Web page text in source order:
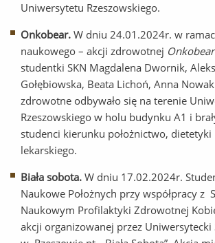
Uniwersytetu Rzeszowskiego.
Onkobear. W dniu 24.01.2024r. w
naukowego – akcji zdrowotnej Onkobear
studentki SKN Magdalena Dwornik,
Gołębiowska, Beata Lichoń, Anna
zdrowotne odbywało się na terenie
Rzeszowskiego w holu budynku A1 i
studenci kierunku położnictwo,
lekarskiego.
Biała sobota. W dniu 17.02.2024r.
Naukowe Położnych przy współpracy z
Naukowym Profilaktyki Zdrowotnej
akcji organizowanej przez Uniwersytecki